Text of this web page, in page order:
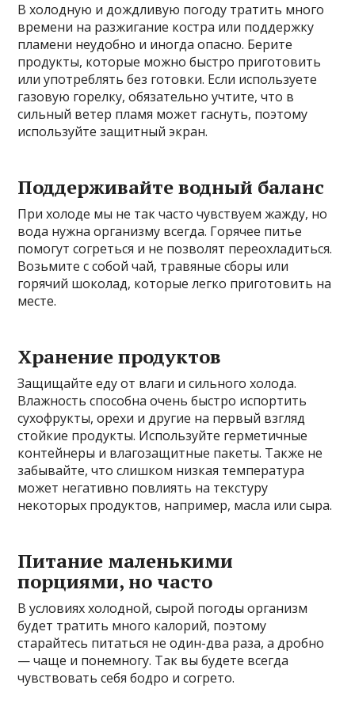
В холодную и дождливую погоду тратить много
времени на разжигание костра или поддержку
пламени неудобно и иногда опасно. Берите
продукты, которые можно быстро приготовить
или употреблять без готовки. Если используете
газовую горелку, обязательно учтите, что в
сильный ветер пламя может гаснуть, поэтому
используйте защитный экран.
Поддерживайте водный баланс
При холоде мы не так часто чувствуем жажду, но
вода нужна организму всегда. Горячее питье
помогут согреться и не позволят переохладиться.
Возьмите с собой чай, травяные сборы или
горячий шоколад, которые легко приготовить на
месте.
Хранение продуктов
Защищайте еду от влаги и сильного холода.
Влажность способна очень быстро испортить
сухофрукты, орехи и другие на первый взгляд
стойкие продукты. Используйте герметичные
контейнеры и влагозащитные пакеты. Также не
забывайте, что слишком низкая температура
может негативно повлиять на текстуру
некоторых продуктов, например, масла или сыра.
Питание маленькими
порциями, но часто
В условиях холодной, сырой погоды организм
будет тратить много калорий, поэтому
старайтесь питаться не один-два раза, а дробно
— чаще и понемногу. Так вы будете всегда
чувствовать себя бодро и согрето.